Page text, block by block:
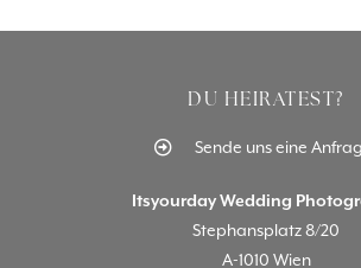
DU HEIRATEST?
Sende uns eine
Itsyourday Wedding
Stephansplatz 8/20
A-1010 Wien